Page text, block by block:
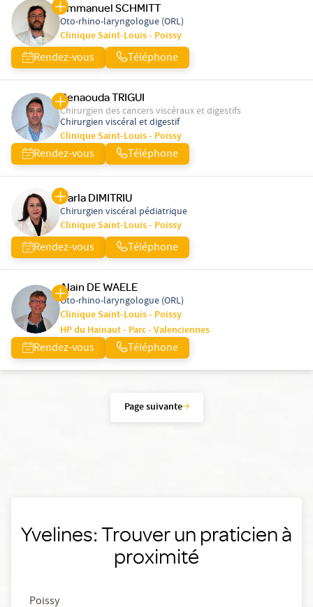
Emmanuel SCHMITT
Oto-rhino-laryngologue (ORL)
Clinique Saint-Louis - Poissy
Rendez-vous Téléphone
Benaouda TRIGUI
Chirurgien des cancers viscéraux et digestifs
Chirurgien viscéral et digestif
Clinique Saint-Louis - Poissy
Rendez-vous Téléphone
Carla DIMITRIU
Chirurgien viscéral pédiatrique
Clinique Saint-Louis - Poissy
Rendez-vous Téléphone
Alain DE WAELE
Oto-rhino-laryngologue (ORL)
Clinique Saint-Louis - Poissy
HP du Hainaut - Parc - Valenciennes
Rendez-vous Téléphone
Page suivante
Yvelines: Trouver un praticien à
proximité
Poissy